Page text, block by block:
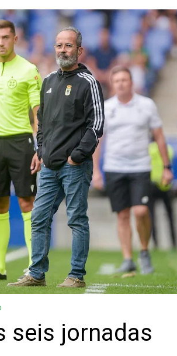
seis jornadas